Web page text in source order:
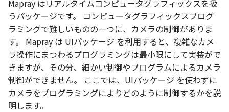
Mapray はリアルタイムコンピュータグラフィックスを扱
うパッケージです。 コンピュータグラフィックスプログ
ラミングで難しいものの一つに、カメラの制御がありま
す。 Mapray は UIパッケージ を利用すると、複雑なカメ
ラ操作にまつわるプログラミングは最小限にして実装がで
きますが、その分、細かい制御やプログラムによるカメラ
制御ができません。 ここでは、UIパッケージ を使わずに
カメラをプログラミングによりどのように制御するかを説
明します。